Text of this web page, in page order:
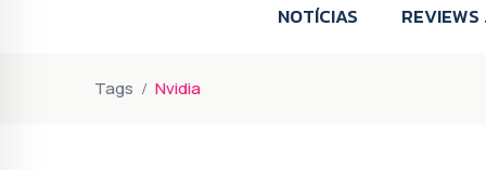
NOTÍCIAS REVIEWS
Tags Nvidia